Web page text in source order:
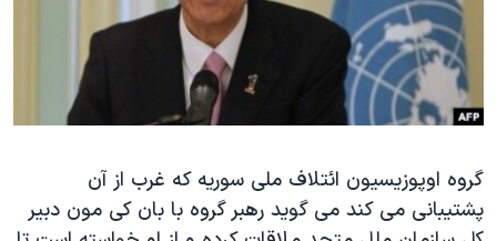
فرهنگ و زندگی
حقوق شهروندی
اقتصادی
اسرائیل در جنگ
گالری عکس
مستندها
انتخابات ریاست جمهوری آمریکا ۲۰۲۴
حمله جمهوری اسلامی به اسرائیل
ورزش زنان در ایران
اعتراضات زن، زندگی، آزادی
دنبال کنید
زبانهای مختلف
گروه اوپوزیسیون ائتلاف ملی سوریه که غرب از آن
پشتیبانی می کند می گوید رهبر گروه با بان کی مون دبیر